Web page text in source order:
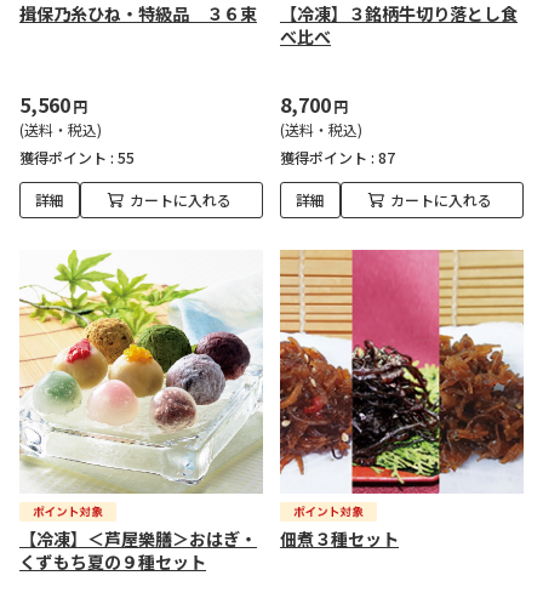
揖保乃糸ひね・特級品 ３６束
5,560円
(送料・税込)
獲得ポイント : 55
詳細 カートに入れる
【冷凍】３銘柄牛切り落とし食
べ比べ
8,700円
(送料・税込)
獲得ポイント : 87
詳細 カートに入れる
【冷凍】＜芦屋樂膳＞おはぎ・
くずもち夏の９種セット
佃煮３種セット